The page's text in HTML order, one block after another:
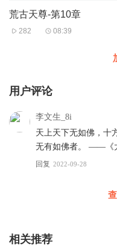
荒古天尊-第10章
282 08:39
用户评论
李文生_8i
天上天下无如佛，十
无有如佛者。 ——《
回复 2022-09-28
相关推荐